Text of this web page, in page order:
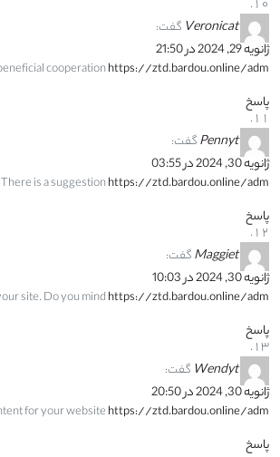
Veronicat گفت:
ژانویه 29, 2024 در 21:50
cooperationhttps://ztd.bardou.online/adm
پاسخ
Pennytگفت:
ژانویه 30, 2024 در 03:55
is a suggestionhttps://ztd.bardou.online/adm
پاسخ
Maggietگفت:
ژانویه 30, 2024 در 10:03
site. Do you mindhttps://ztd.bardou.online/adm
پاسخ
Wendyt گفت:
ژانویه 30, 2024 در 20:50
for your websitehttps://ztd.bardou.online/adm
پاسخ